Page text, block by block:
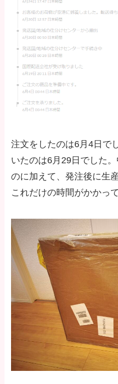
注文をしたのは6月4日で
いたのは6月29日でした
のに加えて、発注後に生
これだけの時間がかかっ